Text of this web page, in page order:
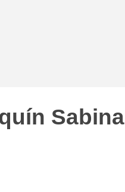
Sabina